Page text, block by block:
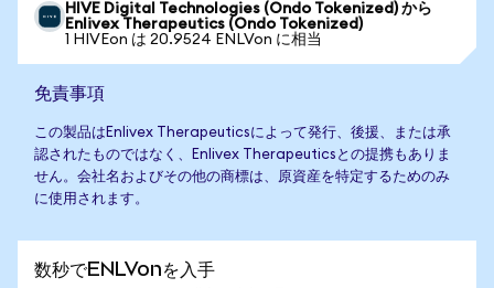
HIVE Digital Technologies (Ondo Tokenized) から
Enlivex Therapeutics (Ondo Tokenized)
1 HIVEon は 20.9524 ENLVon に相当
免責事項
この製品はEnlivex Therapeuticsによって発行、後援、または承
認されたものではなく、Enlivex Therapeuticsとの提携もありま
せん。会社名およびその他の商標は、原資産を特定するためのみ
に使用されます。
数秒でENLVonを入手